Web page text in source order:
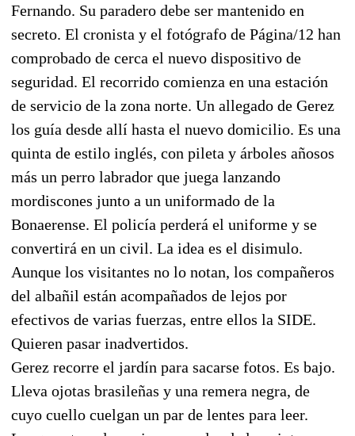
Fernando. Su paradero debe ser mantenido en
secreto. El cronista y el fotógrafo de Página/12 han
comprobado de cerca el nuevo dispositivo de
seguridad. El recorrido comienza en una estación
de servicio de la zona norte. Un allegado de Gerez
los guía desde allí hasta el nuevo domicilio. Es una
quinta de estilo inglés, con pileta y árboles añosos
más un perro labrador que juega lanzando
mordiscones junto a un uniformado de la
Bonaerense. El policía perderá el uniforme y se
convertirá en un civil. La idea es el disimulo.
Aunque los visitantes no lo notan, los compañeros
del albañil están acompañados de lejos por
efectivos de varias fuerzas, entre ellos la SIDE.
Quieren pasar inadvertidos.
Gerez recorre el jardín para sacarse fotos. Es bajo.
Lleva ojotas brasileñas y una remera negra, de
cuyo cuello cuelgan un par de lentes para leer.